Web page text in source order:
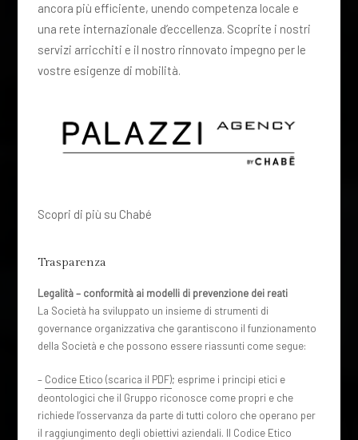
ancora più efficiente, unendo competenza locale e
una rete internazionale d’eccellenza. Scoprite i nostri
servizi arricchiti e il nostro rinnovato impegno per le
vostre esigenze di mobilità.
Scopri di più su Chabé
Trasparenza
Legalità – conformità ai modelli di prevenzione dei reati
La Società ha sviluppato un insieme di strumenti di
governance organizzativa che garantiscono il funzionamento
della Società e che possono essere riassunti come segue:
– Codice Etico (scarica il PDF); esprime i principi etici e
deontologici che il Gruppo riconosce come propri e che
richiede l’osservanza da parte di tutti coloro che operano per
il raggiungimento degli obiettivi aziendali. Il Codice Etico